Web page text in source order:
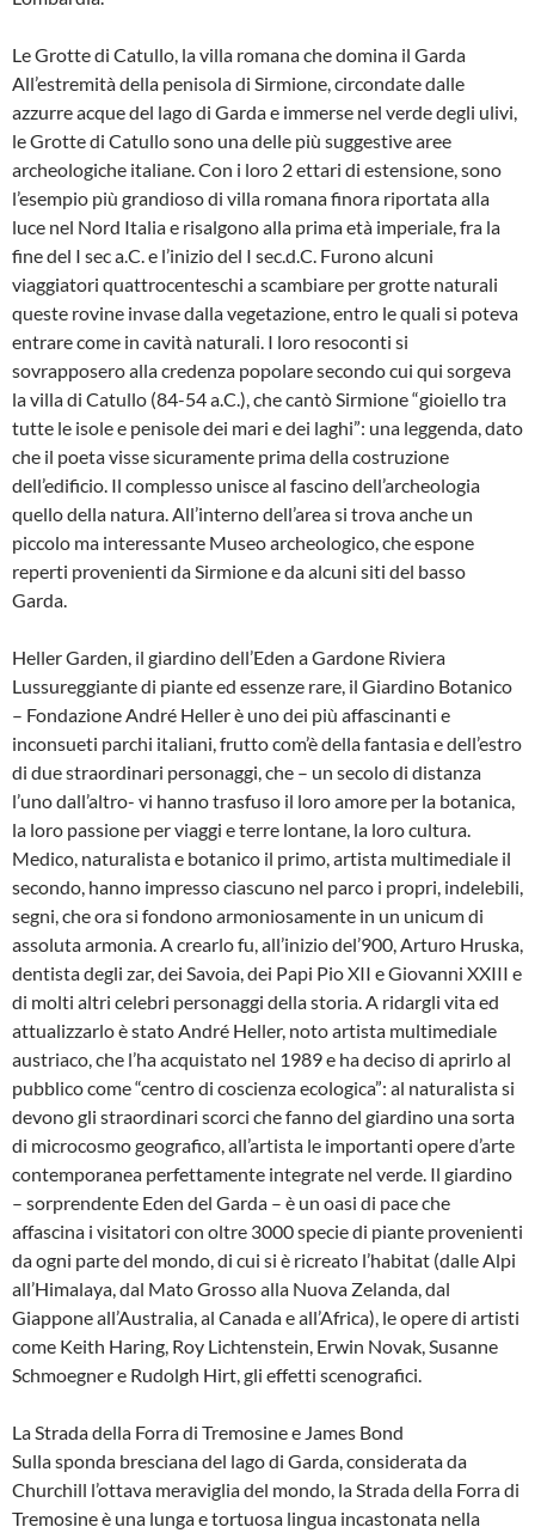
Le Grotte di Catullo, la villa romana che domina il Garda
All’estremità della penisola di Sirmione, circondate dalle
azzurre acque del lago di Garda e immerse nel verde degli ulivi,
le Grotte di Catullo sono una delle più suggestive aree
archeologiche italiane. Con i loro 2 ettari di estensione, sono
l’esempio più grandioso di villa romana finora riportata alla
luce nel Nord Italia e risalgono alla prima età imperiale, fra la
fine del I sec a.C. e l’inizio del I sec.d.C. Furono alcuni
viaggiatori quattrocenteschi a scambiare per grotte naturali
queste rovine invase dalla vegetazione, entro le quali si poteva
entrare come in cavità naturali. I loro resoconti si
sovrapposero alla credenza popolare secondo cui qui sorgeva
la villa di Catullo (84-54 a.C.), che cantò Sirmione “gioiello tra
tutte le isole e penisole dei mari e dei laghi”: una leggenda, dato
che il poeta visse sicuramente prima della costruzione
dell’edificio. Il complesso unisce al fascino dell’archeologia
quello della natura. All’interno dell’area si trova anche un
piccolo ma interessante Museo archeologico, che espone
reperti provenienti da Sirmione e da alcuni siti del basso
Garda.
Heller Garden, il giardino dell’Eden a Gardone Riviera
Lussureggiante di piante ed essenze rare, il Giardino Botanico
– Fondazione André Heller è uno dei più affascinanti e
inconsueti parchi italiani, frutto com’è della fantasia e dell’estro
di due straordinari personaggi, che – un secolo di distanza
l’uno dall’altro- vi hanno trasfuso il loro amore per la botanica,
la loro passione per viaggi e terre lontane, la loro cultura.
Medico, naturalista e botanico il primo, artista multimediale il
secondo, hanno impresso ciascuno nel parco i propri, indelebili,
segni, che ora si fondono armoniosamente in un unicum di
assoluta armonia. A crearlo fu, all’inizio del’900, Arturo Hruska,
dentista degli zar, dei Savoia, dei Papi Pio XII e Giovanni XXIII e
di molti altri celebri personaggi della storia. A ridargli vita ed
attualizzarlo è stato André Heller, noto artista multimediale
austriaco, che l’ha acquistato nel 1989 e ha deciso di aprirlo al
pubblico come “centro di coscienza ecologica”: al naturalista si
devono gli straordinari scorci che fanno del giardino una sorta
di microcosmo geografico, all’artista le importanti opere d’arte
contemporanea perfettamente integrate nel verde. Il giardino
– sorprendente Eden del Garda – è un oasi di pace che
affascina i visitatori con oltre 3000 specie di piante provenienti
da ogni parte del mondo, di cui si è ricreato l’habitat (dalle Alpi
all’Himalaya, dal Mato Grosso alla Nuova Zelanda, dal
Giappone all’Australia, al Canada e all’Africa), le opere di artisti
come Keith Haring, Roy Lichtenstein, Erwin Novak, Susanne
Schmoegner e Rudolgh Hirt, gli effetti scenografici.
La Strada della Forra di Tremosine e James Bond
Sulla sponda bresciana del lago di Garda, considerata da
Churchill l’ottava meraviglia del mondo, la Strada della Forra di
Tremosine è una lunga e tortuosa lingua incastonata nella